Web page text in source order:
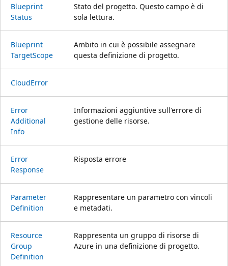
Blueprint
Status
Stato del progetto. Questo campo è di
sola lettura.
Blueprint
TargetScope
Ambito in cui è possibile assegnare
questa definizione di progetto.
CloudError
Error
Additional
Info
Informazioni aggiuntive sull'errore di
gestione delle risorse.
Error
Response
Risposta errore
Parameter
Definition
Rappresentare un parametro con vincoli
e metadati.
Resource
Group
Definition
Rappresenta un gruppo di risorse di
Azure in una definizione di progetto.